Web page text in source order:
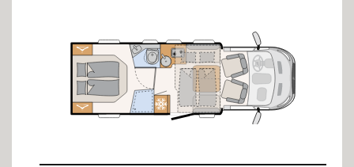
Betten-Arten
Einzelbett zu Doppelbett